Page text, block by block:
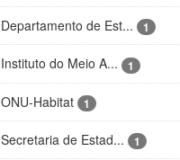
Departamento de Est... 1
Instituto do Meio A... 1
ONU-Habitat 1
Secretaria de Estad... 1